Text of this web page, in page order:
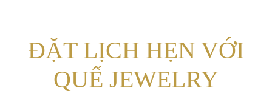
ĐẶT LỊCH HẸN VỚI
QUẾ JEWELRY